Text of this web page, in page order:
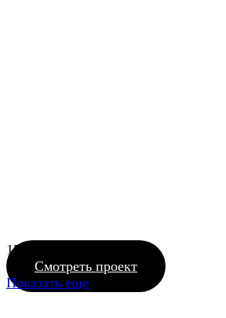
1528_22 БЦ Небо
Смотреть проект
Показать еще